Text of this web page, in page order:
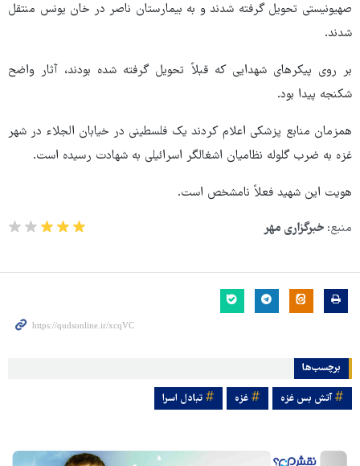
صهیونیستی تحویل گرفته شدند و به بیمارستان ناصر در خان یونس منتقل
شدند.
بر روی پیکرهای شهدایی که قبلاً تحویل گرفته شده بودند، آثار واضح
شکنجه پیدا بود.
همزمان منابع پزشکی اعلام کردند یک فلسطینی در خیابان الجلاء در شهر
غزه به ضرب گلوله نظامیان اشغالگر اسرائیلی به شهادت رسیده است.
هویت این شهید فعلاً نامشخص است.
منبع: خبرگزاری مهر
برچسب‌ها
آتش بس غزه غزه تبادل اسرا